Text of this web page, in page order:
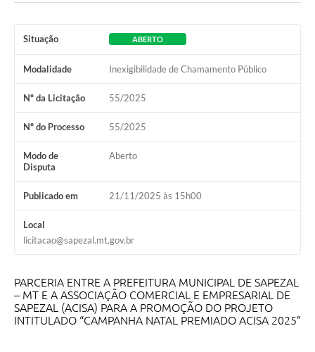
Situação ABERTO
Modalidade Inexigibilidade de Chamamento Público
Nº da Licitação 55/2025
Nº do Processo 55/2025
Modo de
Disputa
Aberto
Publicado em 21/11/2025 às 15h00
Local
licitacao@sapezal.mt.gov.br
PARCERIA ENTRE A PREFEITURA MUNICIPAL DE SAPEZAL
– MT E A ASSOCIAÇÃO COMERCIAL E EMPRESARIAL DE
SAPEZAL (ACISA) PARA A PROMOÇÃO DO PROJETO
INTITULADO “CAMPANHA NATAL PREMIADO ACISA 2025”